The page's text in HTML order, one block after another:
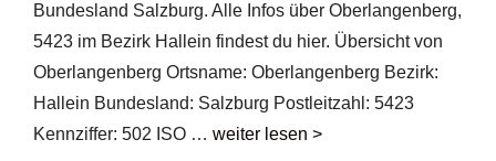
Bundesland Salzburg. Alle Infos über Oberlangenberg,
5423 im Bezirk Hallein findest du hier. Übersicht von
Oberlangenberg Ortsname: Oberlangenberg Bezirk:
Hallein Bundesland: Salzburg Postleitzahl: 5423
Kennziffer: 502 ISO … weiter lesen >